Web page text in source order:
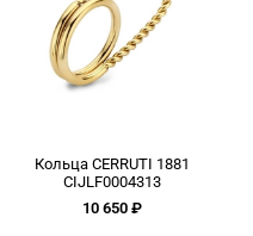
Кольца CERRUTI 1881
CIJLF0004313
10 650 ₽